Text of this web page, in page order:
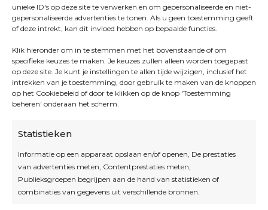
unieke ID's op deze site te verwerken en om gepersonaliseerde en niet-
gepersonaliseerde advertenties te tonen. Als u geen toestemming geeft
of deze intrekt, kan dit invloed hebben op bepaalde functies.
Klik hieronder om in te stemmen met het bovenstaande of om
specifieke keuzes te maken. Je keuzes zullen alleen worden toegepast
op deze site. Je kunt je instellingen te allen tijde wijzigen, inclusief het
intrekken van je toestemming, door gebruik te maken van de knoppen
op het Cookiebeleid of door te klikken op de knop 'Toestemming
beheren' onderaan het scherm.
Statistieken
Informatie op een apparaat opslaan en/of openen, De prestaties
van advertenties meten, Contentprestaties meten,
Publieksgroepen begrijpen aan de hand van statistieken of
combinaties van gegevens uit verschillende bronnen.
Openingsuren